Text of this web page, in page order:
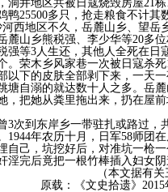
洞井地区共被日寇烧毁房屋21
鸭25500多只，抢走粮食不计
西地区不久，岳麓山乡、望
麓山乡熊税强、李少华等20多
强等3人生还，其他人全死在
。荣木乡风家巷一次被日寇杀
以下的皮肤全部剥下来，一天
塘自溺的就达数十人之多。岳
，把她从粪里拖出来，扔在屋
3次到东岸乡一带驻扎或路过，
1944年农历十月，日军58师团
自己，坑挖好后，对准坑一枪
淫完后竟把一根竹棒插入妇女
（本文据有
原载：《文史拾遗》